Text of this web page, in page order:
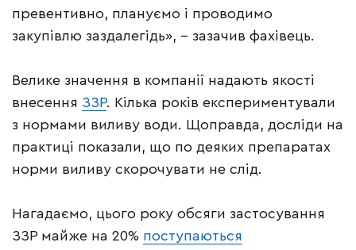
превентивно, плануємо і проводимо
закупівлю заздалегідь», – зазачив фахівець.
Велике значення в компанії надають якості
внесення ЗЗР. Кілька років експериментували
з нормами виливу води. Щоправда, досліди на
практиці показали, що по деяких препаратах
норми виливу скорочувати не слід.
Нагадаємо, цього року обсяги застосування
ЗЗР майже на 20% поступаються